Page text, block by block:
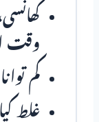
وقت
کم
غلط